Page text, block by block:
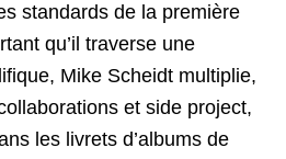
standards de la première
qu’il traverse une
Mike Scheidt multiplie,
et side project,
les livrets d’albums de